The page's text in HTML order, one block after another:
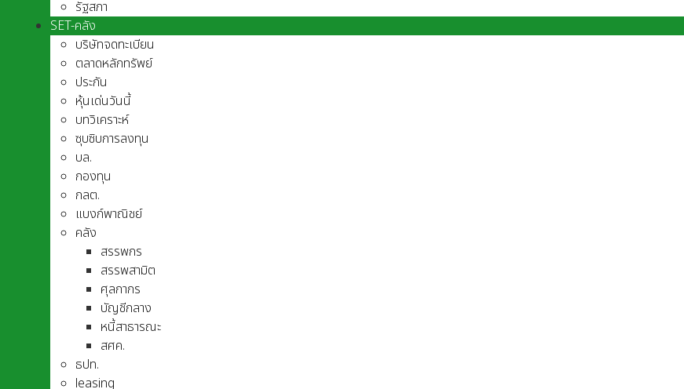
รัฐสภา
SET-คลัง
บริษัทจดทะเบียน
ตลาดหลักทรัพย์
ประกัน
หุ้นเด่นวันนี้
บทวิเคราะห์
ซุบซิบการลงทุน
บล.
กองทุน
กลต.
แบงก์พาณิชย์
คลัง
สรรพกร
สรรพสามิต
ศุลกากร
บัญชีกลาง
หนี้สาธารณะ
สศค.
ธปท.
leasing